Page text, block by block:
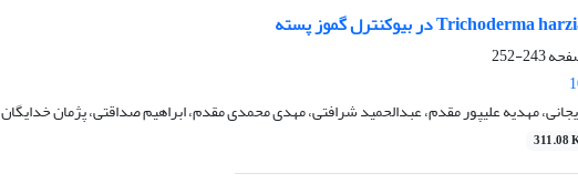
243-252
مهدیه علیپور مقدم، عبدالحمید شرافتی، مهدی محمدی مقدم، ابراهیم صداقتی، پژمان خدایگان
311.08